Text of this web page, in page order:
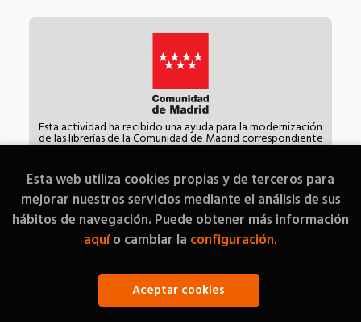
Esta actividad ha recibido una ayuda para la modernización
de las librerías de la Comunidad de Madrid correspondiente
al año 2021.
2026 ©Librería Diógenes. Todos los Derechos Reservados |
Grupo Trevenque
Esta web utiliza cookies propias y de terceros para
mejorar nuestros servicios mediante el análisis de sus
hábitos de navegación. Puede obtener más información
aquío cambiar la configuración.
Aceptar cookies